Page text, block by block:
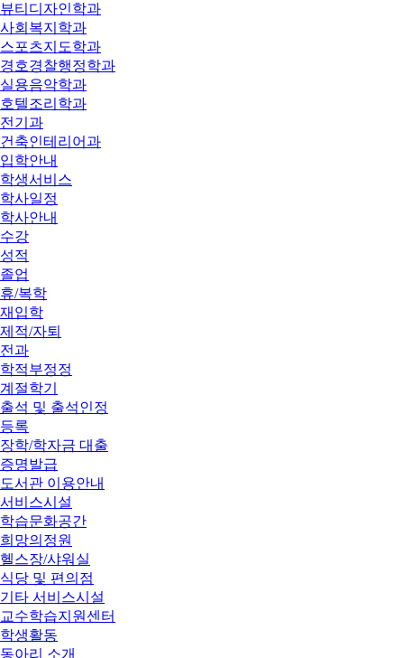
뷰티디자인학과
사회복지학과
스포츠지도학과
경호경찰행정학과
실용음악학과
호텔조리학과
전기과
건축인테리어과
입학안내
학생서비스
학사일정
학사안내
수강
성적
졸업
휴/복학
재입학
제적/자퇴
전과
학적부정정
계절학기
출석 및 출석인정
등록
장학/학자금 대출
증명발급
도서관 이용안내
서비스시설
학습문화공간
희망의정원
헬스장/샤워실
식당 및 편의점
기타 서비스시설
교수학습지원센터
학생활동
동아리 소개